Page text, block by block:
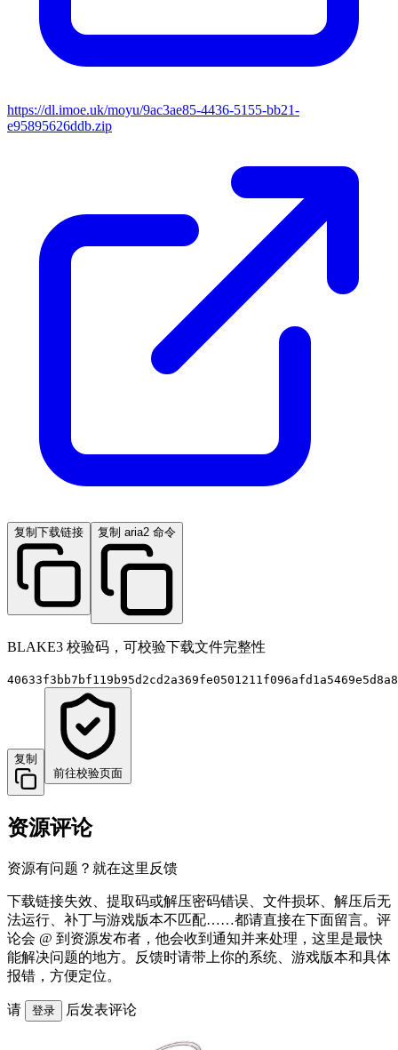
https://dl.imoe.uk/moyu/9ac3ae85-4436-5155-bb21-
e95895626ddb.zip
复制下载链接 复制 aria2 命令
BLAKE3 校验码，可校验下载文件完整性
复制
前往校验页面
资源评论
资源有问题？就在这里反馈
下载链接失效、提取码或解压密码错误、文件损坏、解压后无
法运行、补丁与游戏版本不匹配……都请直接在下面留言。评
论会 @ 到资源发布者，他会收到通知并来处理，这里是最快
能解决问题的地方。反馈时请带上你的系统、游戏版本和具体
报错，方便定位。
请 登录 后发表评论